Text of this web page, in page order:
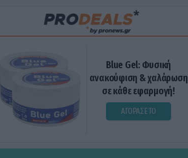
Blue Gel: Φυσική
ανακούφιση & χαλάρωση
σε κάθε εφαρμογή!
ΑΓΟΡΑΣΕ ΤΟ